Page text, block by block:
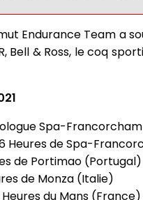
Endurance Team a
Bell & Ross, le coq
Spa-
Heures de Spa-
de Portimao (Portugal)
de Monza (Italie)
du Mans (France)